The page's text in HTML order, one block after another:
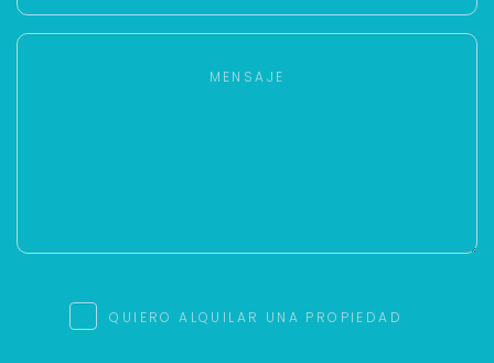
QUIERO ALQUILAR UNA PROPIEDAD